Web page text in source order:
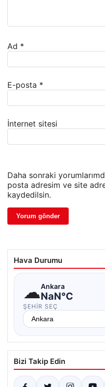
Ad *
E-posta *
İnternet sitesi
Daha sonraki
posta adresim ve site
kaydedilsin.
Hava Durumu
☁Ankara
NaN°C
ŞEHIR SEÇ
Bizi Takip Edin